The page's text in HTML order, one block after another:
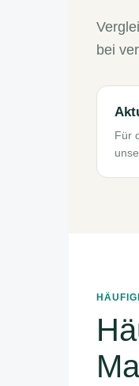
bei
Für